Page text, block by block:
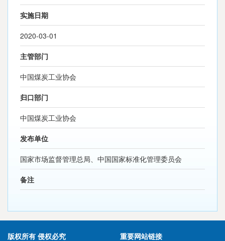
实施日期
2020-03-01
主管部门
中国煤炭工业协会
归口部门
中国煤炭工业协会
发布单位
国家市场监督管理总局、中国国家标准化管理委员会
备注
版权所有 侵权必究 重要网站链接